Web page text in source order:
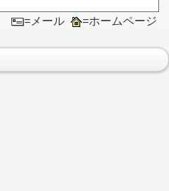
=メール =ホームページ